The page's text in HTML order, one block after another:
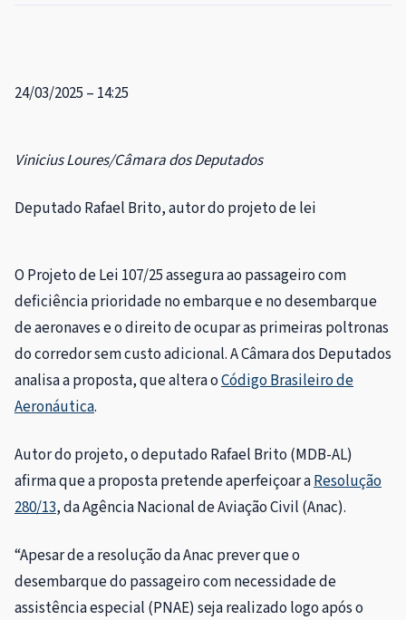
24/03/2025 – 14:25
Vinicius Loures/Câmara dos Deputados
Deputado Rafael Brito, autor do projeto de lei
O Projeto de Lei 107/25 assegura ao passageiro com
deficiência prioridade no embarque e no desembarque
de aeronaves e o direito de ocupar as primeiras poltronas
do corredor sem custo adicional. A Câmara dos Deputados
analisa a proposta, que altera oCódigo Brasileiro de
Aeronáutica.
Autor do projeto, o deputado Rafael Brito (MDB-AL)
afirma que a proposta pretende aperfeiçoar aResolução
280/13, da Agência Nacional de Aviação Civil (Anac).
“Apesar de a resolução da Anac prever que o
desembarque do passageiro com necessidade de
assistência especial (PNAE) seja realizado logo após o